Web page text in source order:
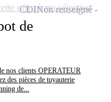
de
nos clients OPERATEUR
des pièces de tuyauterie
de...
CDINon renseigné
offre à ma sélection